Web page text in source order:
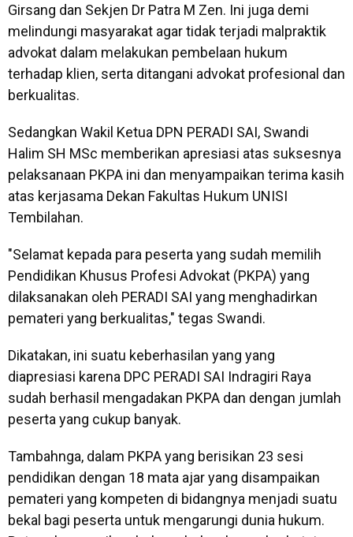
Girsang dan Sekjen Dr Patra M Zen. Ini juga demi
melindungi masyarakat agar tidak terjadi malpraktik
advokat dalam melakukan pembelaan hukum
terhadap klien, serta ditangani advokat profesional dan
berkualitas.
Sedangkan Wakil Ketua DPN PERADI SAI, Swandi
Halim SH MSc memberikan apresiasi atas suksesnya
pelaksanaan PKPA ini dan menyampaikan terima kasih
atas kerjasama Dekan Fakultas Hukum UNISI
Tembilahan.
"Selamat kepada para peserta yang sudah memilih
Pendidikan Khusus Profesi Advokat (PKPA) yang
dilaksanakan oleh PERADI SAI yang menghadirkan
pemateri yang berkualitas," tegas Swandi.
Dikatakan, ini suatu keberhasilan yang yang
diapresiasi karena DPC PERADI SAI Indragiri Raya
sudah berhasil mengadakan PKPA dan dengan jumlah
peserta yang cukup banyak.
Tambahnga, dalam PKPA yang berisikan 23 sesi
pendidikan dengan 18 mata ajar yang disampaikan
pemateri yang kompeten di bidangnya menjadi suatu
bekal bagi peserta untuk mengarungi dunia hukum.